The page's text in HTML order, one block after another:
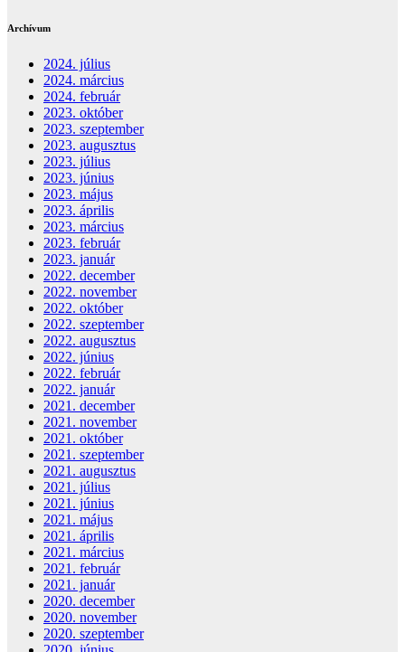
Archívum
2024. július
2024. március
2024. február
2023. október
2023. szeptember
2023. augusztus
2023. július
2023. június
2023. május
2023. április
2023. március
2023. február
2023. január
2022. december
2022. november
2022. október
2022. szeptember
2022. augusztus
2022. június
2022. február
2022. január
2021. december
2021. november
2021. október
2021. szeptember
2021. augusztus
2021. július
2021. június
2021. május
2021. április
2021. március
2021. február
2021. január
2020. december
2020. november
2020. szeptember